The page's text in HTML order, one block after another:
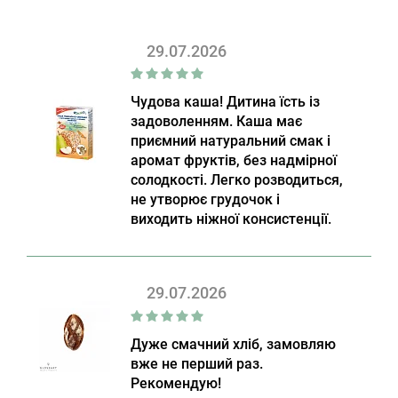
29.07.2026
Чудова каша! Дитина їсть із
задоволенням. Каша має
приємний натуральний смак і
аромат фруктів, без надмірної
солодкості. Легко розводиться,
не утворює грудочок і
виходить ніжної консистенції.
29.07.2026
Дуже смачний хліб, замовляю
вже не перший раз.
Рекомендую!